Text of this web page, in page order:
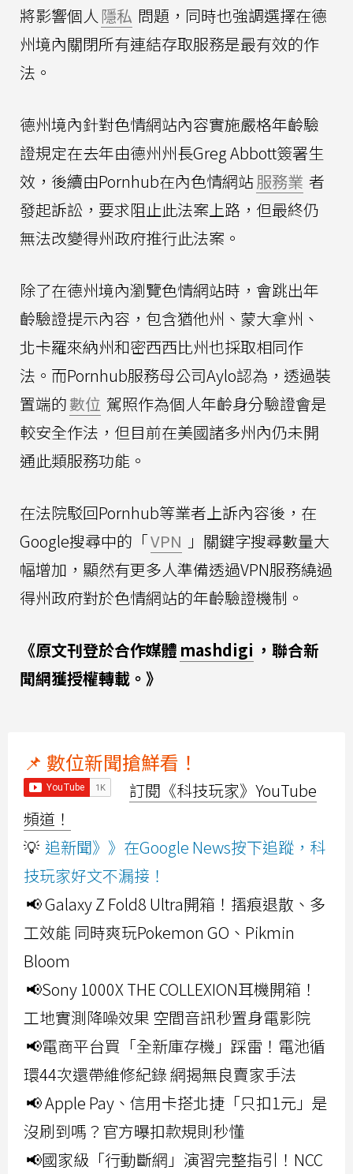
將影響個人 隱私 問題，同時也強調選擇在德
州境內關閉所有連結存取服務是最有效的作
法。
德州境內針對色情網站內容實施嚴格年齡驗
證規定在去年由德州州長Greg Abbott簽署生
效，後續由Pornhub在內色情網站服務業 者
發起訴訟，要求阻止此法案上路，但最終仍
無法改變得州政府推行此法案。
除了在德州境內瀏覽色情網站時，會跳出年
齡驗證提示內容，包含猶他州、蒙大拿州、
北卡羅來納州和密西西比州也採取相同作
法。而Pornhub服務母公司Aylo認為，透過裝
置端的數位 駕照作為個人年齡身分驗證會是
較安全作法，但目前在美國諸多州內仍未開
通此類服務功能。
在法院駁回Pornhub等業者上訴內容後，在
Google搜尋中的「VPN 」關鍵字搜尋數量大
幅增加，顯然有更多人準備透過VPN服務繞過
得州政府對於色情網站的年齡驗證機制。
《原文刊登於合作媒體 mashdigi ，聯合新
聞網獲授權轉載。》
📌 數位新聞搶鮮看！
訂閱《科技玩家》YouTube
頻道！
💡 追新聞》》在Google News按下追蹤，科
技玩家好文不漏接！
📢 Galaxy Z Fold8 Ultra開箱！摺痕退散、多
工效能 同時爽玩Pokemon GO、Pikmin
Bloom
📢Sony 1000X THE COLLEXION耳機開箱！
工地實測降噪效果 空間音訊秒置身電影院
📢電商平台買「全新庫存機」踩雷！電池循
環44次還帶維修紀錄 網揭無良賣家手法
📢 Apple Pay、信用卡搭北捷「只扣1元」是
沒刷到嗎？官方曝扣款規則秒懂
📢國家級「行動斷網」演習完整指引！NCC